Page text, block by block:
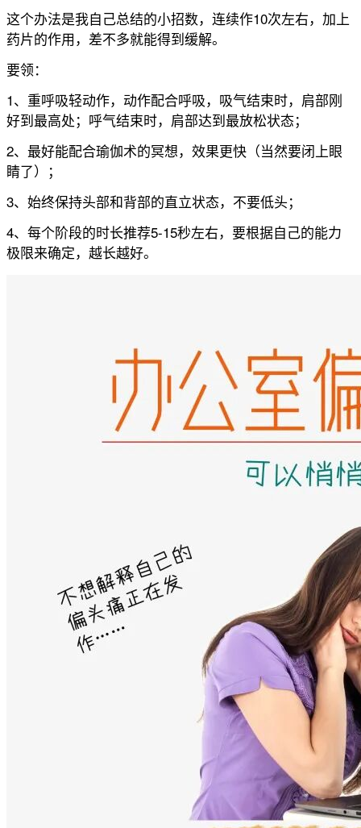
这个办法是我自己总结的小招数，连续作10次左右，加上
药片的作用，差不多就能得到缓解。
要领：
1、重呼吸轻动作，动作配合呼吸，吸气结束时，肩部刚
好到最高处；呼气结束时，肩部达到最放松状态；
2、最好能配合瑜伽术的冥想，效果更快（当然要闭上眼
睛了）；
3、始终保持头部和背部的直立状态，不要低头；
4、每个阶段的时长推荐5-15秒左右，要根据自己的能力
极限来确定，越长越好。